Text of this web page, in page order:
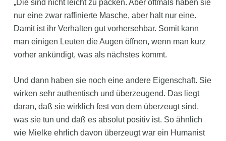
„Die sind nicht leicht zu packen. Aber oftmals haben sie
nur eine zwar raffinierte Masche, aber halt nur eine.
Damit ist ihr Verhalten gut vorhersehbar. Somit kann
man einigen Leuten die Augen öffnen, wenn man kurz
vorher ankündigt, was als nächstes kommt.
Und dann haben sie noch eine andere Eigenschaft. Sie
wirken sehr authentisch und überzeugend. Das liegt
daran, daß sie wirklich fest von dem überzeugt sind,
was sie tun und daß es absolut positiv ist. So ähnlich
wie Mielke ehrlich davon überzeugt war ein Humanist